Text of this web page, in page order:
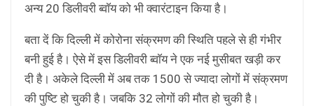
अन्य 20 डिलीवरी ब्वाॅय को भी क्वारंटाइन किया है।
बता दें कि दिल्ली में कोरोना संक्रमण की स्थिति पहले से ही गंभीर
बनी हुई है। ऐसे में इस डिलीवरी ब्वाॅय ने एक नई मुसीबत खड़ी कर
दी है। अकेले दिल्ली में अब तक 1500 से ज्यादा लोगों में संक्रमण
की पुष्टि हो चुकी है। जबकि 32 लोगों की मौत हो चुकी है।